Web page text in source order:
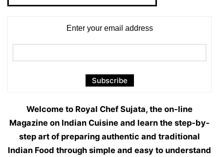
Enter your email address
Welcome to Royal Chef Sujata, the on-line
Magazine on Indian Cuisine and learn the step-by-
step art of preparing authentic and traditional
Indian Food through simple and easy to understand